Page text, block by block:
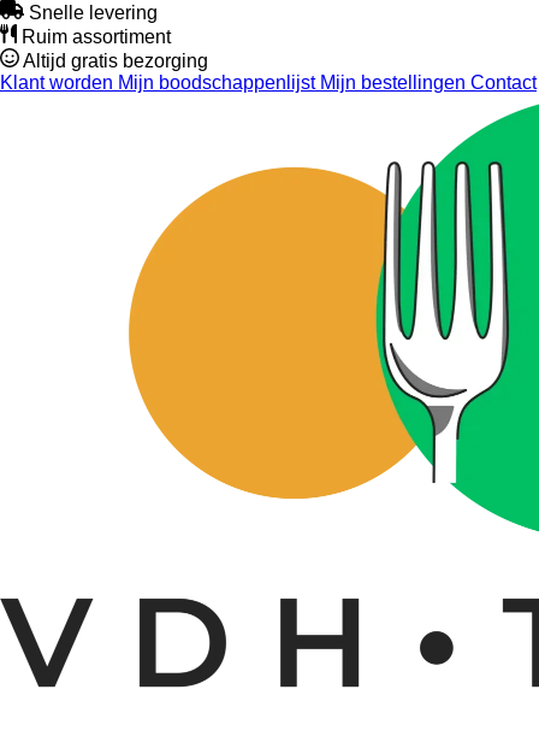
Snelle levering
Ruim assortiment
Altijd gratis bezorging
Klant worden Mijn boodschappenlijstMijn bestellingen Contact